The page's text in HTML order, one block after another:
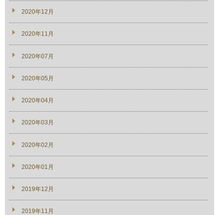
2020年12月
2020年11月
2020年07月
2020年05月
2020年04月
2020年03月
2020年02月
2020年01月
2019年12月
2019年11月